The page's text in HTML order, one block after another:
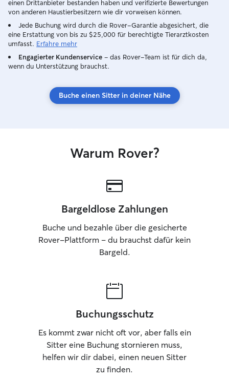
einen Drittanbieter bestanden haben und verifizierte Bewertungen
von anderen Haustierbesitzern wie dir vorweisen können.
Jede Buchung wird durch die Rover-Garantie abgesichert, die
eine Erstattung von bis zu $25,000 für berechtigte Tierarztkosten
umfasst. Erfahre mehr
Engagierter Kundenservice – das Rover-Team ist für dich da,
wenn du Unterstützung brauchst.
Buche einen Sitter in deiner Nähe
Warum Rover?
Bargeldlose Zahlungen
Buche und bezahle über die gesicherte
Rover-Plattform – du brauchst dafür kein
Bargeld.
Buchungsschutz
Es kommt zwar nicht oft vor, aber falls ein
Sitter eine Buchung stornieren muss,
helfen wir dir dabei, einen neuen Sitter
zu finden.